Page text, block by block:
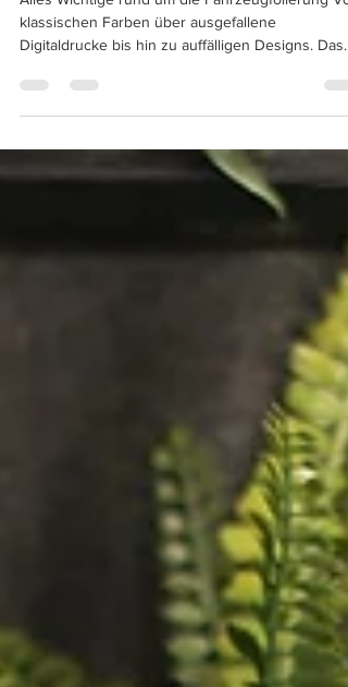
Alles Wichtige rund um die Fahrzeugfolierung
klassischen Farben über ausgefallene
Digitaldrucke bis hin zu auffälligen Designs. Das...